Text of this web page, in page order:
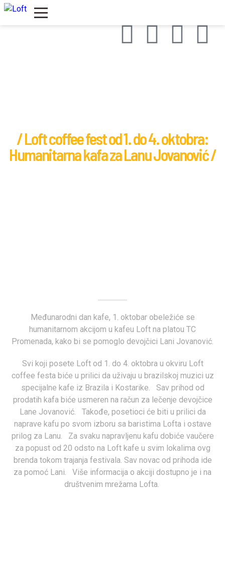
Ponuda
LOFT - Park Novi Restaurants
Rodoljuba Čolakovića BB
Ponuda
ENGLISH MENU
LOFT Big
/ Loft coffee fest od 1. do 4. oktobra:
Humanitarna kafa za Lanu Jovanović /
Međunarodni dan kafe, 1. oktobar obeležiće se
humanitarnom akcijom u kafeu Loft na platou TC
Promenada, kako bi se pomoglo devojčici Lani Jovanović.
Svi koji posete Loft od 1. do 4. oktobra u okviru Loft
coffee festa biće u prilici da uživaju u brazilskoj muzici uz
specijalne kafe iz Brazila i Kostarike. Sav prihod od
prodatih kafa biće usmeren na račun za lečenje devojčice
Lane Jovanović. Takođe, posetioci će biti u prilici da
naprave kafu po svom izboru sa baristima Lofta i ostave
prilog za Lanu. Za svaku napravljenu kafu dobiće vaučere
za popust od 20 odsto na Loft kafe u svim lokalima ovg
brenda tokom trajanja festivala. Sav novac od prihoda ide
za pomoć Lani. Više informacija o akciji dostupno je i na
društvenim mrežama Lofta.